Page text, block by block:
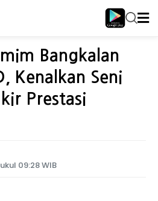
Bangkalan
Kenalkan Seni
Prestasi
09:28 WIB